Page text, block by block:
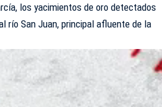
los yacimientos de oro detectados
río San Juan, principal afluente de la